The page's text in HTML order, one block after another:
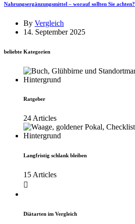
Nahrungsergänzungsmittel – worauf sollten Sie achten?
By Vergleich
14. September 2025
beliebte Kategorien
Ratgeber
24 Articles
Langfristig schlank bleiben
15 Articles
Diätarten im Vergleich